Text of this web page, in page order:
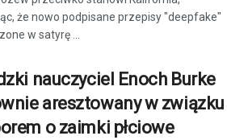
że nowo podpisane przepisy "deepfake"
w satyrę ...
nauczyciel Enoch Burke
aresztowany w związku
o zaimki płciowe